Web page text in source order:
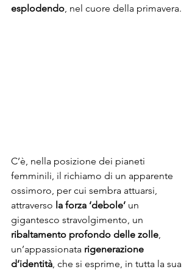
esplodendo , nel cuore della primavera.
C’è, nella posizione dei pianeti
femminili, il richiamo di un apparente
ossimoro, per cui sembra attuarsi,
attraverso la forza ‘debole’ un
gigantesco stravolgimento, un
ribaltamento profondo delle zolle,
un’appassionata rigenerazione
d’identità, che si esprime, in tutta la sua